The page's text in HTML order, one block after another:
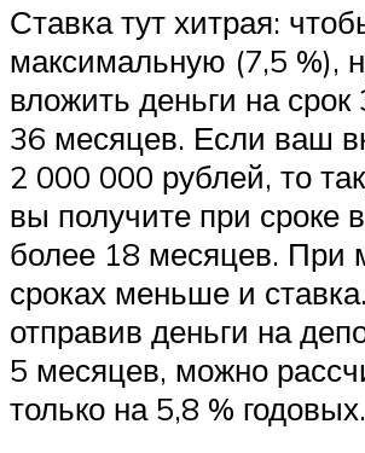
Ставка тут хитрая:
максимальную (7,5 %),
вложить деньги на срок
36 месяцев. Если ваш
2 000 000 рублей, то
вы получите при сроке
более 18 месяцев. При
сроках меньше и
отправив деньги на
5 месяцев, можно
только на 5,8 % годовых.